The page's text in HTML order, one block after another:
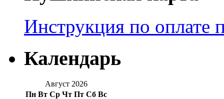
Инструкция по оплате
Календарь
Август 2026
Пн Вт Ср Чт Пт Сб Вс